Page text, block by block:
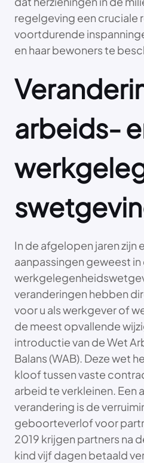
regelgeving een cruciale
voortdurende
en haar bewoners te
arbeids-
In de afgelopen jaren zijn
aanpassingen geweest
veranderingen hebben
voor u als werkgever of
de meest opvallende
introductie van de Wet
Balans (WAB). Deze wet
kloof tussen vaste
arbeid te verkleinen. Een
verandering is de
geboorteverlof voor
2019 krijgen partners na
kind vijf dagen betaald